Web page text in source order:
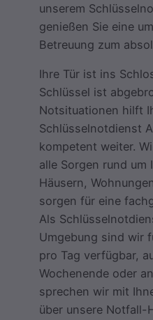
unserem
genießen Sie eine
Betreuung zum
Ihre Tür ist ins
Schlüssel ist
Notsituationen hilft
Schlüsselnotdienst
kompetent weiter.
alle Sorgen rund um
Häusern,
sorgen für eine
Als
Umgebung sind wir
pro Tag verfügbar,
Wochenende oder
sprechen wir mit
über unsere Notfall-